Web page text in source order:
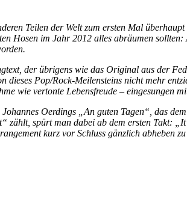
Teilen der Welt zum ersten Mal
Hosen im Jahr 2012 alles abräumen
der übrigens wie das Original aus der
Pop/Rock-Meilensteins nicht mehr
wie vertonte Lebensfreude – eingesungen
Oerdings „An guten Tagen“, das
spürt man dabei ab dem ersten Takt:
kurz vor Schluss gänzlich abheben zu